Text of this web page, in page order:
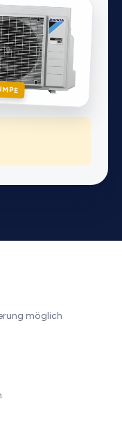
möglich